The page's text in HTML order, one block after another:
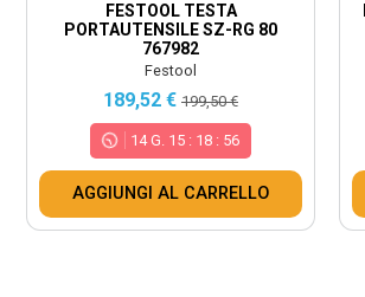
FESTOOL TESTA
PORTAUTENSILE SZ-RG 80
767982
Festool
189,52 € 199,50 €
14G. 15 : 18 : 55
AGGIUNGI AL CARRELLO